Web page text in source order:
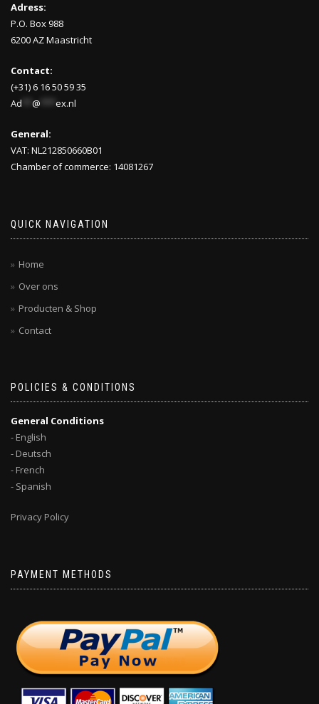
Adress:
P.O. Box 988
6200 AZ Maastricht
Contact:
(+31) 6 16 50 59 35
Ad
@ ex.nl
General:
VAT: NL212850660B01
Chamber of commerce: 14081267
QUICK NAVIGATION
Home
Over ons
Producten & Shop
Contact
POLICIES & CONDITIONS
General Conditions
- English
- Deutsch
- French
- Spanish
Privacy Policy
PAYMENT METHODS